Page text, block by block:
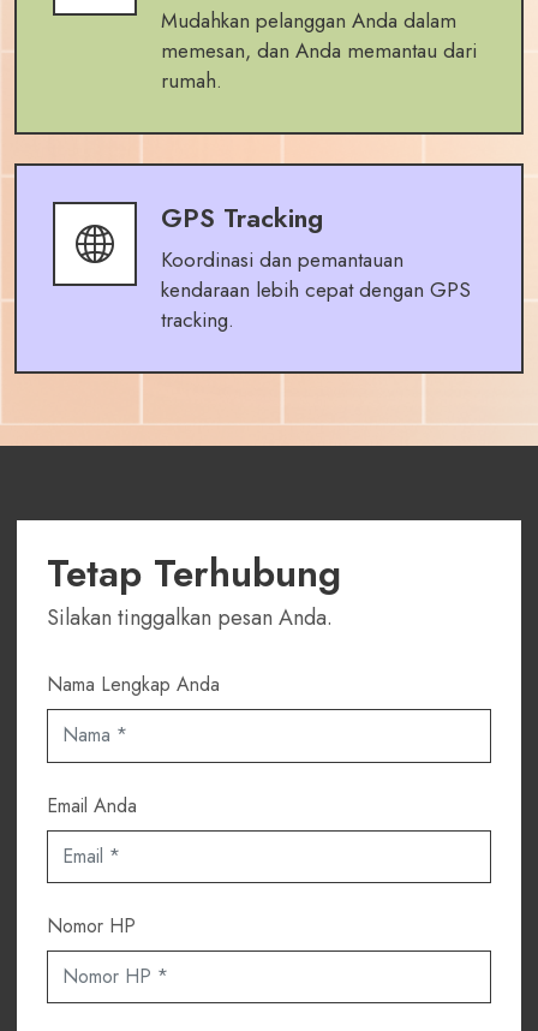
Mudahkan pelanggan Anda dalam
memesan, dan Anda memantau dari
rumah.
GPS Tracking
Koordinasi dan pemantauan
kendaraan lebih cepat dengan GPS
tracking.
Tetap Terhubung
Silakan tinggalkan pesan Anda.
Nama Lengkap Anda
Email Anda
Nomor HP